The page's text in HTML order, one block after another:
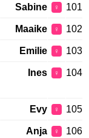
101
♀
Sabine
102
♀
Maaike
103
♀
Emilie
104
♀
Ines
105
♀
Evy
106
♀
Anja